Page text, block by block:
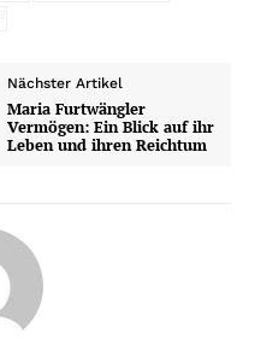
Nächster Artikel
Maria Furtwängler
Vermögen: Ein Blick auf ihr
Leben und ihren Reichtum